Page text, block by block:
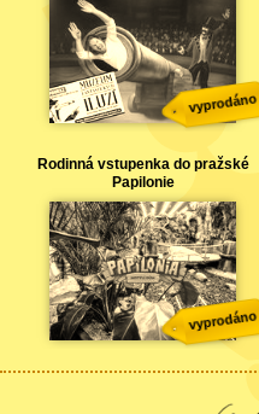
vyprodáno
Rodinná vstupenka do pražské
Papilonie
vyprodáno